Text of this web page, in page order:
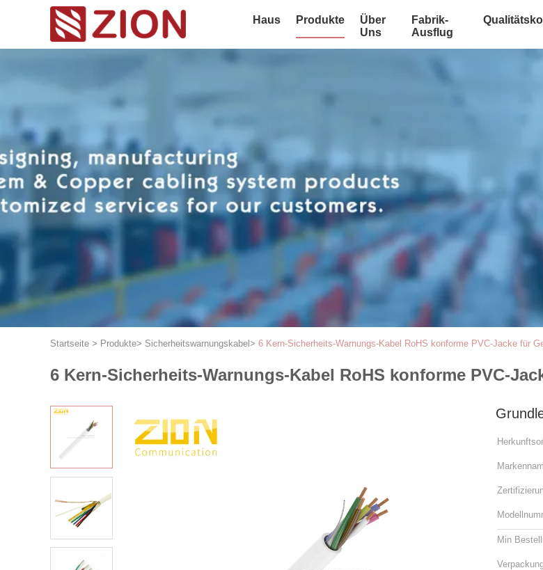
Haus Produkte
Über
Uns
Fabrik-
Ausflug
Startseite > Produkte> Sicherheitswarnungskabel > 6 Kern-Sicherheits-Warnungs-Kabel RoHS konforme PVC-Jacke für
6 Kern-Sicherheits-Warnungs-Kabel RoHS konforme PVC-
Min